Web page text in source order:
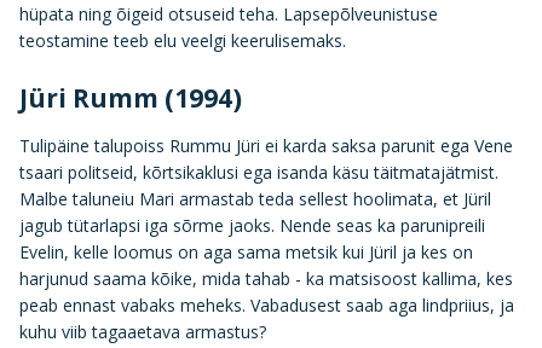
hüpata ning õigeid otsuseid teha. Lapsepõlveunistuse
teostamine teeb elu veelgi keerulisemaks.
Jüri Rumm (1994)
Tulipäine talupoiss Rummu Jüri ei karda saksa parunit ega Vene
tsaari politseid, kõrtsikaklusi ega isanda käsu täitmatajätmist.
Malbe taluneiu Mari armastab teda sellest hoolimata, et Jüril
jagub tütarlapsi iga sõrme jaoks. Nende seas ka parunipreili
Evelin, kelle loomus on aga sama metsik kui Jüril ja kes on
harjunud saama kõike, mida tahab - ka matsisoost kallima, kes
peab ennast vabaks meheks. Vabadusest saab aga lindpriius, ja
kuhu viib tagaaetava armastus?